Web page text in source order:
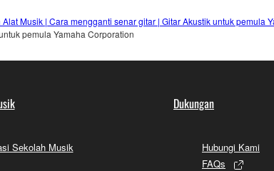
Alat Musik | Cara mengganti senar gitar | Gitar Akustik untuk pemula
pemula Yamaha Corporation
Sekolah Musik
Dukungan
Hubungi Kami
FAQs